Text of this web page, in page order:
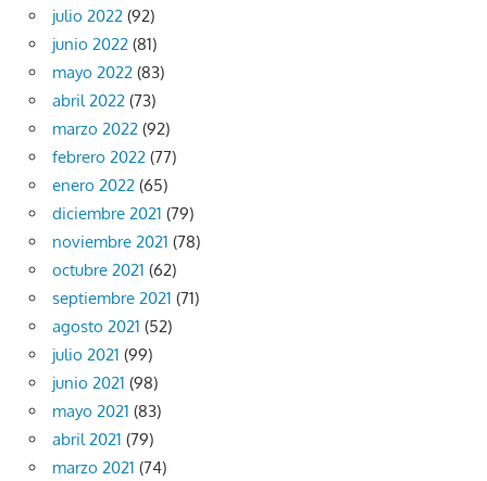
julio 2022 (92)
junio 2022 (81)
mayo 2022 (83)
abril 2022 (73)
marzo 2022 (92)
febrero 2022 (77)
enero 2022 (65)
diciembre 2021 (79)
noviembre 2021 (78)
octubre 2021 (62)
septiembre 2021 (71)
agosto 2021 (52)
julio 2021 (99)
junio 2021 (98)
mayo 2021 (83)
abril 2021 (79)
marzo 2021 (74)